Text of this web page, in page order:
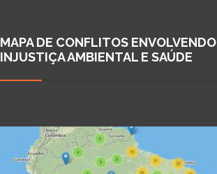
MAPA DE CONFLITOS ENVOLVENDO
INJUSTIÇA AMBIENTAL E SAÚDE